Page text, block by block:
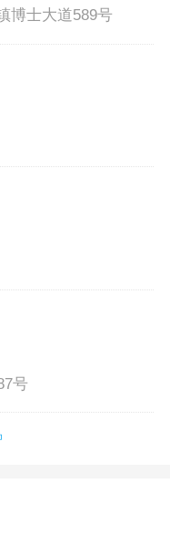
博士大道589号
号